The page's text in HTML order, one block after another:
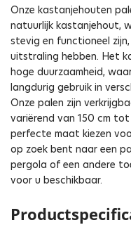
Onze kastanjehouten
natuurlijk kastanjehout,
stevig en functioneel
uitstraling hebben. Het
hoge duurzaamheid,
langdurig gebruik in
Onze palen zijn
variërend van 150 cm
perfecte maat kiezen
op zoek bent naar een
pergola of een andere
voor u beschikbaar.